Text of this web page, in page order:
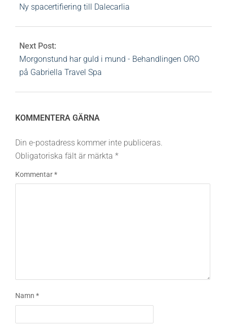
Ny spacertifiering till Dalecarlia
Next Post:
Morgonstund har guld i mund - Behandlingen ORO
på Gabriella Travel Spa
KOMMENTERA GÄRNA
Din e-postadress kommer inte publiceras.
Obligatoriska fält är märkta *
Kommentar*
Namn *